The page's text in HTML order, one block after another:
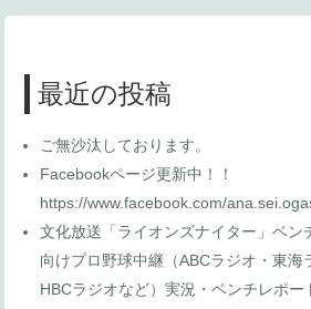
最近の投稿
ご無沙汰しております。
Facebookページ更新中！！
https://www.facebook.com/
文化放送「ライオンズナイター」ベン
向けプロ野球中継（ABCラジオ・東海
HBCラジオなど）実況・ベンチレポー